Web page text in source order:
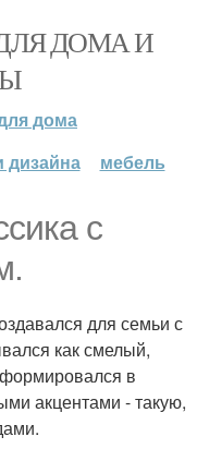
ДОМА И
дома
дизайна мебель
с
для семьи с
как смелый,
в
акцентами - такую,